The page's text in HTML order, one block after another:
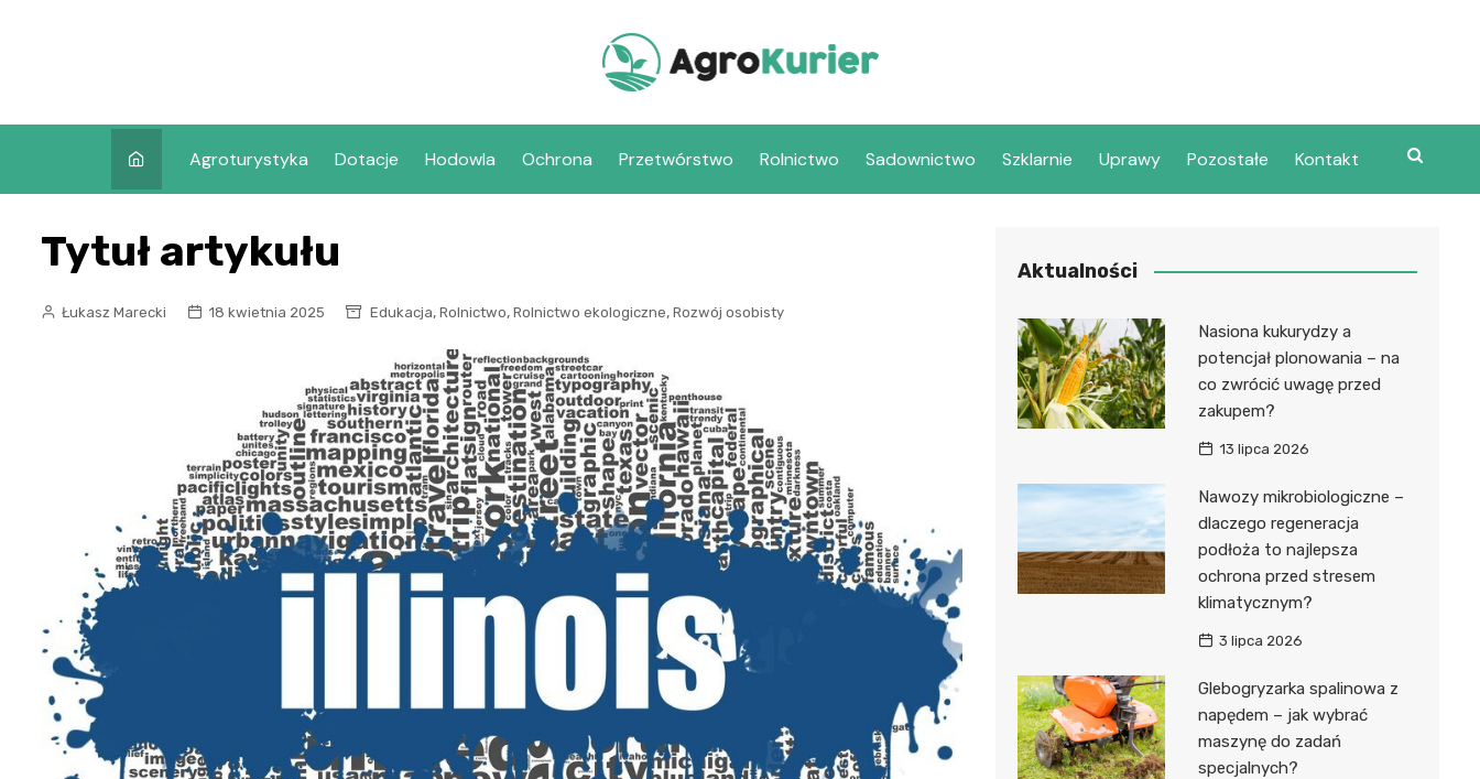
Agroturystyka Dotacje Hodowla Ochrona Przetwórstwo Rolnictwo Sadownictwo Szklarnie Uprawy Pozostałe Kontakt
Tytuł artykułu
Łukasz Marecki 18 kwietnia 2025 Edukacja, Rolnictwo, Rolnictwo ekologiczne, Rozwój osobisty
Aktualności
Nasiona kukurydzy a
potencjał plonowania – na
co zwrócić uwagę przed
zakupem?
13 lipca 2026
Nawozy mikrobiologiczne –
dlaczego regeneracja
podłoża to najlepsza
ochrona przed stresem
klimatycznym?
3 lipca 2026
Glebogryzarka spalinowa z
napędem – jak wybrać
maszynę do zadań
specjalnych?